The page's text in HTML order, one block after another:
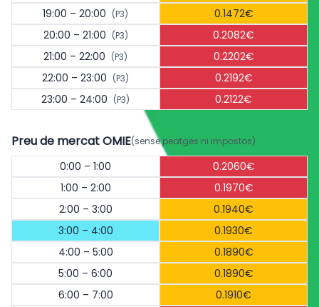
19:00 – 20:00 (P3)
0.1472€
20:00 – 21:00 (P3)
0.2082€
21:00 – 22:00 (P3)
0.2202€
22:00 – 23:00 (P3)
0.2192€
23:00 – 24:00 (P3) 0.2122€
Preu de mercat OMIE(sense peatges ni impostos)
0:00 – 1:00
0.2060€
1:00 – 2:00
0.1970€
2:00 – 3:00
0.1940€
3:00 – 4:00
0.1930€
4:00 – 5:00
0.1890€
5:00 – 6:00
0.1890€
6:00 – 7:00
0.1910€